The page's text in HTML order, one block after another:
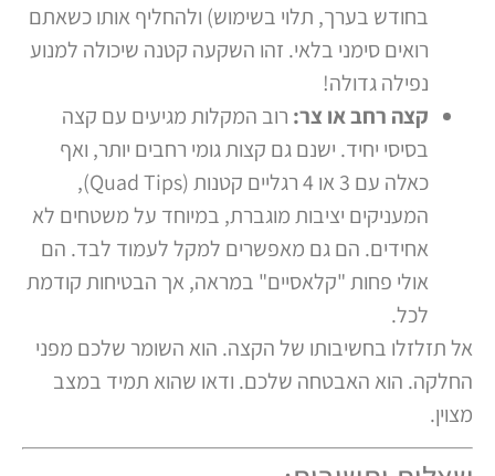
בחודש בערך, תלוי בשימוש) ולהחליף אותו כשאתם
רואים סימני בלאי. זהו השקעה קטנה שיכולה למנוע
נפילה גדולה!
קצה רחב או צר:רוב המקלות מגיעים עם קצה
בסיסי יחיד. ישנם גם קצות גומי רחבים יותר, ואף
כאלה עם 3 או 4 רגליים קטנות (Quad Tips),
המעניקים יציבות מוגברת, במיוחד על משטחים לא
אחידים. הם גם מאפשרים למקל לעמוד לבד. הם
אולי פחות "קלאסיים" במראה, אך הבטיחות קודמת
לכל.
אל תזלזלו בחשיבותו של הקצה. הוא השומר שלכם מפני
החלקה. הוא האבטחה שלכם. ודאו שהוא תמיד במצב
מצוין.